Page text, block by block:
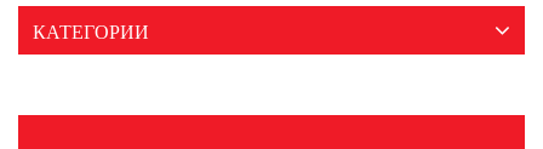
КАТЕГОРИИ